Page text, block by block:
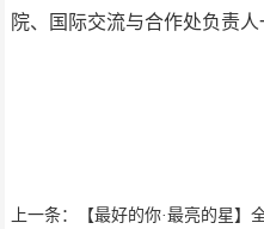
院、国际交流与合作处负责人